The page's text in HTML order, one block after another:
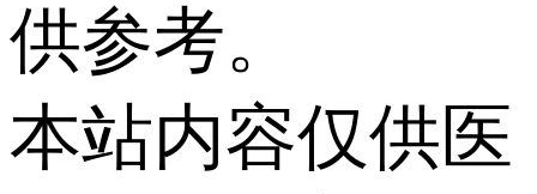
供参考。
本站内容仅供医